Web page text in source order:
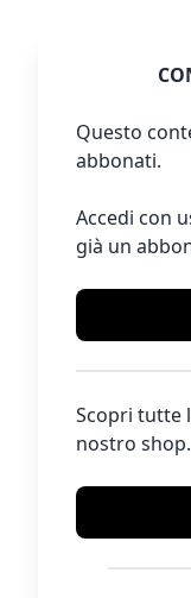
Questo
abbonati.
Accedi con
già un
Scopri tutte
nostro shop.